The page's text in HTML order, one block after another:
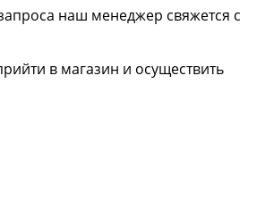
наш менеджер свяжется с
в магазин и осуществить